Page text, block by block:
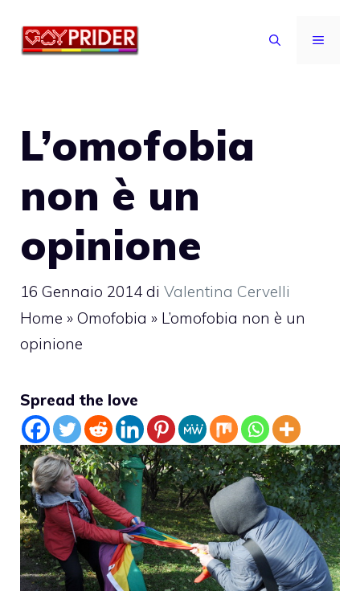
MENU
L’omofobia
non è un
opinione
16 Gennaio 2014 di Valentina Cervelli
Home » Omofobia » L’omofobia non è un
opinione
Spread the love